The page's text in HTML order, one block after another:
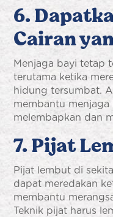
6.
Cairan
Menjaga bayi tetap
terutama ketika
hidung tersumbat.
membantu
melembapkan dan
7. Pijat
Pijat lembut di
dapat meredakan
membantu
Teknik pijat harus